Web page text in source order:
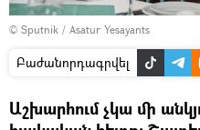
© Sputnik / Asatur Yesayants
Բաժանորդագրվել
Աշխարհում չկա մի